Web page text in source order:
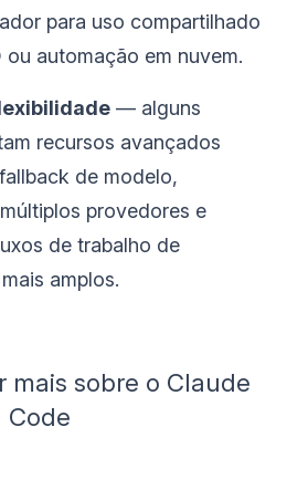
para uso compartilhado
ou automação em nuvem.
— alguns
recursos avançados
de modelo,
provedores e
de trabalho de
amplos.
mais sobre o Claude
Code